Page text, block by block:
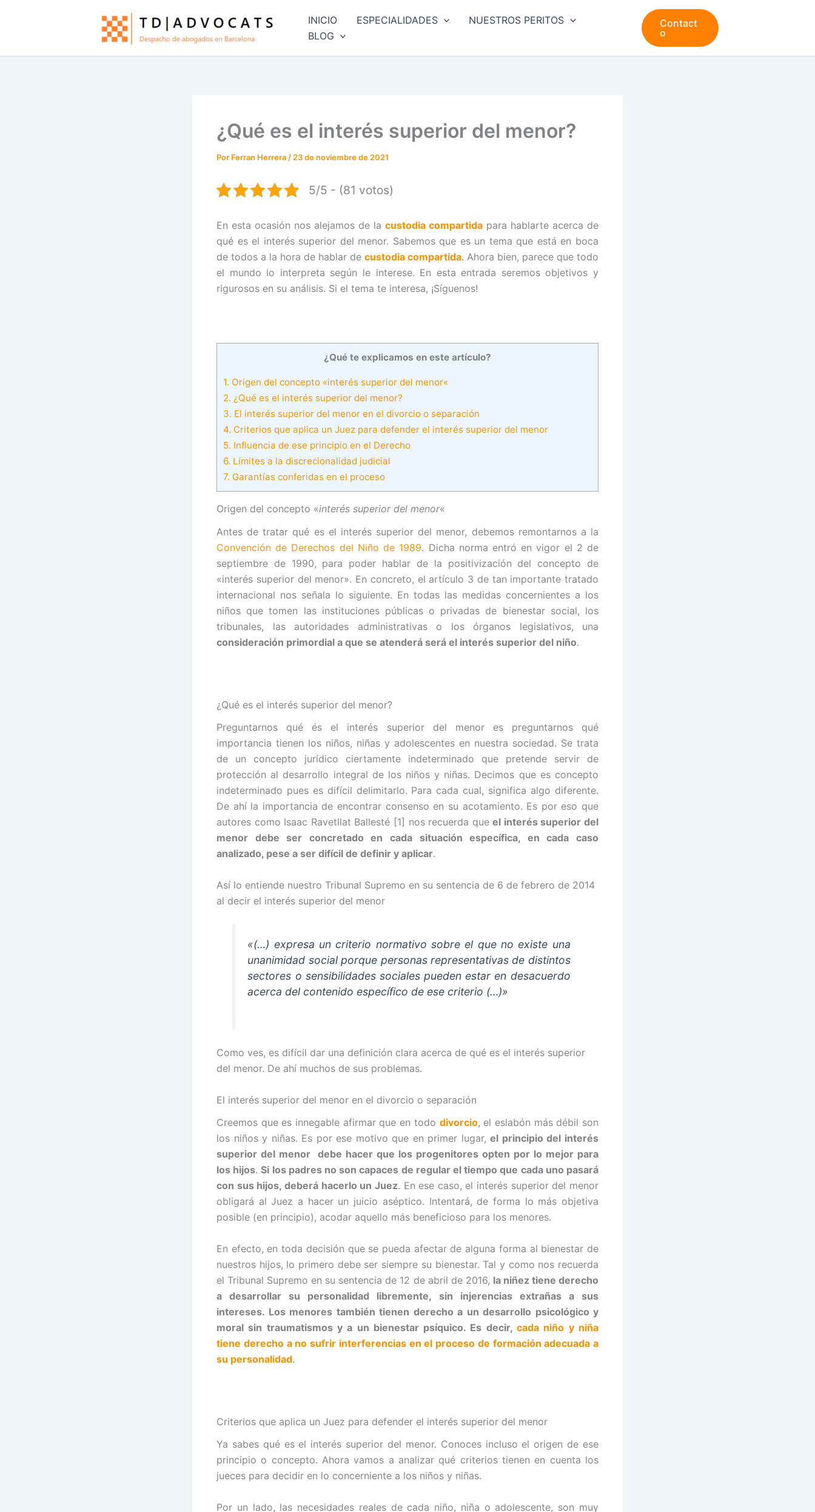
INICIO ESPECIALIDADES
NUESTROS PERITOS
BLOG
Contact
o
¿Qué es el interés superior del menor?
Por Ferran Herrera / 23 de noviembre de 2021
5/5 - (81 votos)
En esta ocasión nos alejamos de la custodia compartida para hablarte acerca de
qué es el interés superior del menor. Sabemos que es un tema que está en boca
de todos a la hora de hablar de custodia compartida. Ahora bien, parece que todo
el mundo lo interpreta según le interese. En esta entrada seremos objetivos y
rigurosos en su análisis. Si el tema te interesa, ¡Síguenos!
¿Qué te explicamos en este artículo?
1. Origen del concepto «interés superior del menor«
2. ¿Qué es el interés superior del menor?
3. El interés superior del menor en el divorcio o separación
4. Criterios que aplica un Juez para defender el interés superior del menor
5. Influencia de ese principio en el Derecho
6. Límites a la discrecionalidad judicial
7. Garantías conferidas en el proceso
Origen del concepto «interés superior del menor«
Antes de tratar qué es el interés superior del menor, debemos remontarnos a la
Convención de Derechos del Niño de 1989. Dicha norma entró en vigor el 2 de
septiembre de 1990, para poder hablar de la positivización del concepto de
«interés superior del menor». En concreto, el artículo 3 de tan importante tratado
internacional nos señala lo siguiente. En todas las medidas concernientes a los
niños que tomen las instituciones públicas o privadas de bienestar social, los
tribunales, las autoridades administrativas o los órganos legislativos, una
consideración primordial a que se atenderá será el interés superior del niño.
¿Qué es el interés superior del menor?
Preguntarnos qué és el interés superior del menor es preguntarnos qué
importancia tienen los niños, niñas y adolescentes en nuestra sociedad. Se trata
de un concepto jurídico ciertamente indeterminado que pretende servir de
protección al desarrollo integral de los niños y niñas. Decimos que es concepto
indeterminado pues es difícil delimitarlo. Para cada cual, significa algo diferente.
De ahí la importancia de encontrar consenso en su acotamiento. Es por eso que
autores como Isaac Ravetllat Ballesté [1] nos recuerda queel interés superior del
menor debe ser concretado en cada situación específica, en cada caso
analizado, pese a ser difícil de definir y aplicar.
Así lo entiende nuestro Tribunal Supremo en su sentencia de 6 de febrero de 2014
al decir el interés superior del menor
«(…) expresa uncriterio normativo sobre el que no existe una
unanimidad social porque personas representativas de distintos
sectores o sensibilidades sociales pueden estar en desacuerdo
acerca del contenido específico de esecriterio (…)»
Como ves, es difícil dar una definición clara acerca de qué es el interés superior
del menor. De ahí muchos de sus problemas.
El interés superior del menor en el divorcio o separación
Creemos que es innegable afirmar que en todo divorcio, el eslabón más débil son
los niños y niñas. Es por ese motivo que en primer lugar,el principio del interés
superior del menor debe hacer que los progenitores opten por lo mejor para
los hijos.Si los padres no son capaces de regular el tiempo que cada uno pasará
con sus hijos, deberá hacerlo un Juez. En ese caso, el interés superior del menor
obligará al Juez a hacer un juicio aséptico. Intentará, de forma lo más objetiva
posible (en principio), acodar aquello más beneficioso para los menores.
En efecto, en toda decisión que se pueda afectar de alguna forma al bienestar de
nuestros hijos, lo primero debe ser siempre su bienestar. Tal y como nos recuerda
el Tribunal Supremo en su sentencia de 12 de abril de 2016, la niñez tiene derecho
a desarrollar su personalidad libremente, sin injerencias extrañas a sus
intereses. Los menores también tienen derecho a un desarrollo psicológico y
moral sin traumatismos y a un bienestar psíquico. Es decir,cada niño y niña
tiene derecho a no sufrir interferencias en el proceso de formación adecuada a
su personalidad.
Criterios que aplica un Juez para defender el interés superior del menor
Ya sabes qué es el interés superior del menor. Conoces incluso el origen de ese
principio o concepto. Ahora vamos a analizar qué criterios tienen en cuenta los
jueces para decidir en lo concerniente a los niños y niñas.
Por un lado, las necesidades reales de cada niño, niña o adolescente, son muy